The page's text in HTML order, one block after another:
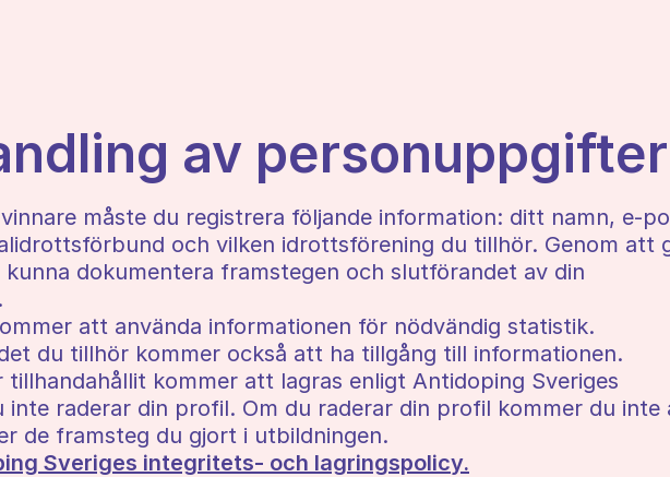
av personuppgifter
måste du registrera följande information: ditt namn, e-
och vilken idrottsförening du tillhör. Genom att
dokumentera framstegen och slutförandet av din
att använda informationen för nödvändig statistik.
du tillhör kommer också att ha tillgång till informationen.
tillhandahållit kommer att lagras enligt Antidoping Sveriges
inte raderar din profil. Om du raderar din profil kommer du inte
de framsteg du gjort i utbildningen.
Sveriges integritets- och lagringspolicy.